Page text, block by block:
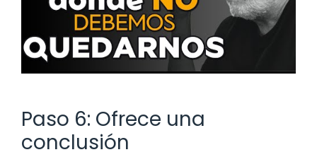
Paso 6: Ofrece una
conclusión